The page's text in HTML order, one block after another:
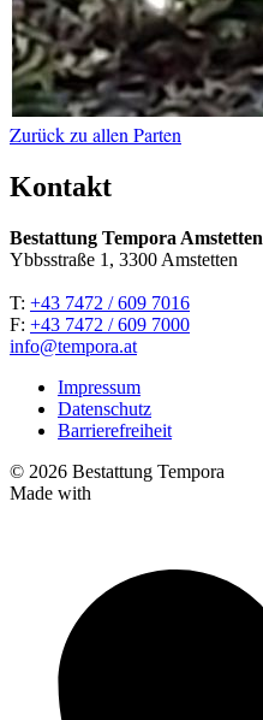
Zurück zu allen Parten
Kontakt
Bestattung Tempora Amstetten
Ybbsstraße 1, 3300 Amstetten
T: +43 7472 / 609 7016
F: +43 7472 / 609 7000
info@tempora.at
Impressum
Datenschutz
Barrierefreiheit
© 2026 Bestattung Tempora
Made with